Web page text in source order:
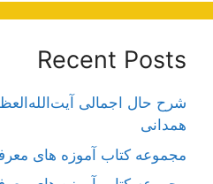
Recent Posts
شرح حال اجمالی
همدانی
مجموعه کتاب آموزه های